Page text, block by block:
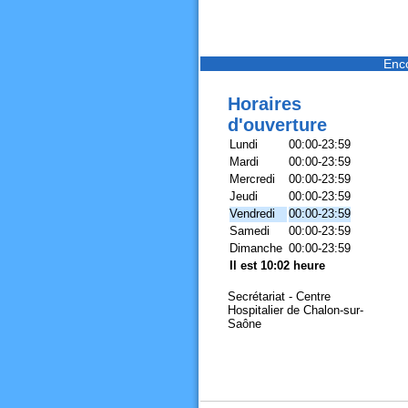
Horaires
d'ouverture
Lundi
00:00-23:59
Mardi
00:00-23:59
Mercredi
00:00-23:59
Jeudi
00:00-23:59
Vendredi
00:00-23:59
Samedi
00:00-23:59
Dimanche 00:00-23:59
Il est 10:02 heure
Secrétariat - Centre
Hospitalier de Chalon-sur-
Saône